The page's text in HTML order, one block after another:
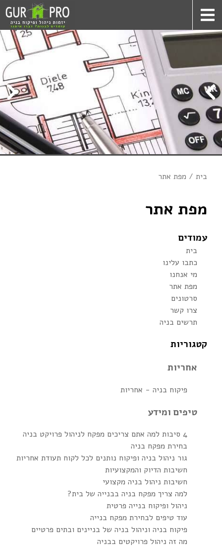
בית מפת אתר
מפת אתר
עמודים
בית
כתבו עלינו
מי אנחנו
מפת אתר
סרטונים
צרו קשר
תרשים בניה
קטגוריות
אחריות
פיקוח בניה - אחריות
טיפים ומידע
4 סיבות למה אתם צריכים מפקח לניהול פרויקט בניה
בחירת מפקח בניה
גור ניהול בניה ופיקוח נותנים לכל לקוח תעודת אחריות
חשיבות הדיוק והמקצועיות
חשיבות ניהול בניה מקצועי
למה צריך מפקח בניה בבנייה של בית?
ניהול ופיקוח בנייה פרטית
עוד טיפים לבחירת מפקח בנייה
פיקוח בניה וניהול בניה של בניינים ובתים פרטיים
מה זה ניהול פרויקטים בבניה